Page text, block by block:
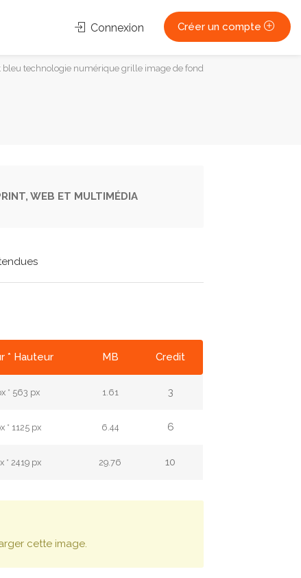
Connexion Créer un compte
bleu technologie numérique grille image de fond
WEB ET MULTIMÉDIA
* Hauteur MB Credit
* 563 px 1.61 3
* 1125 px 6.44 6
* 2419 px 29.76 10
cette image.